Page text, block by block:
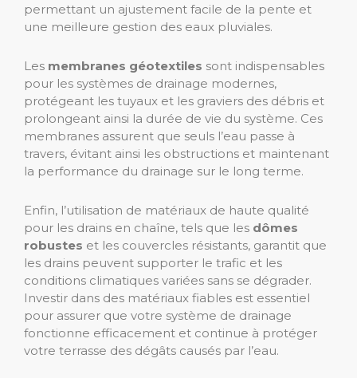
permettant un ajustement facile de la pente et
une meilleure gestion des eaux pluviales.
Les membranes géotextiles sont indispensables
pour les systèmes de drainage modernes,
protégeant les tuyaux et les graviers des débris et
prolongeant ainsi la durée de vie du système. Ces
membranes assurent que seuls l’eau passe à
travers, évitant ainsi les obstructions et maintenant
la performance du drainage sur le long terme.
Enfin, l’utilisation de matériaux de haute qualité
pour les drains en chaîne, tels que les dômes
robustes et les couvercles résistants, garantit que
les drains peuvent supporter le trafic et les
conditions climatiques variées sans se dégrader.
Investir dans des matériaux fiables est essentiel
pour assurer que votre système de drainage
fonctionne efficacement et continue à protéger
votre terrasse des dégâts causés par l’eau.